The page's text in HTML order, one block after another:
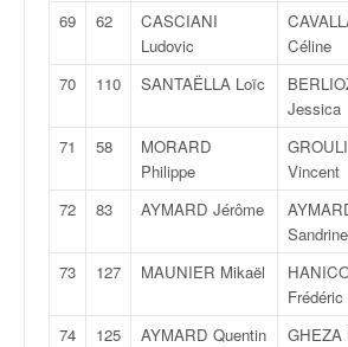
69
62
CASCIANI
Ludovic
Céline
70
110 SANTAËLLA Loïc
Jessica
71
58
MORARD
Philippe
Vincent
72
83 AYMARD Jérôme
Sandrine
73
127 MAUNIER Mikaël
Frédéric
74
125 AYMARD Quentin GHEZA